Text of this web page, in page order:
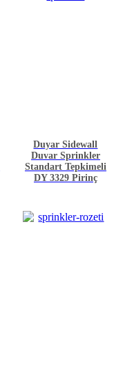
Duyar Sidewall
Duvar Sprinkler
Standart Tepkimeli
DY 3329 Pirinç